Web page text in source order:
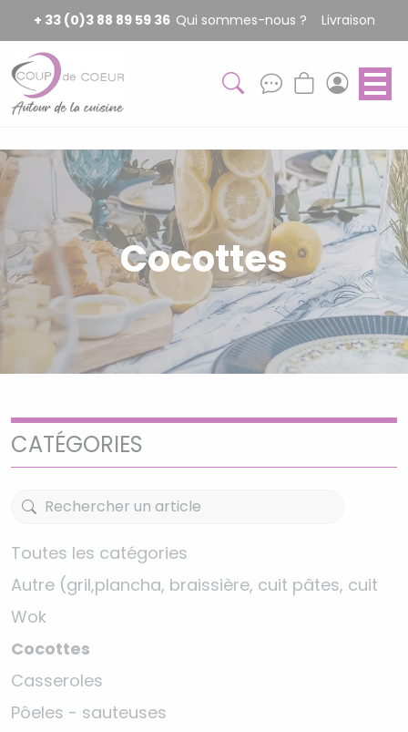
+ 33 (0)3 88 89 59 36 Qui sommes-nous ? Livraison
Cocottes
CATÉGORIES
Toutes les catégories
Autre (gril,plancha, braissière, cuit pâtes, cuit
Wok
Cocottes
Casseroles
Pôeles - sauteuses
Panneau de gestion des cookies